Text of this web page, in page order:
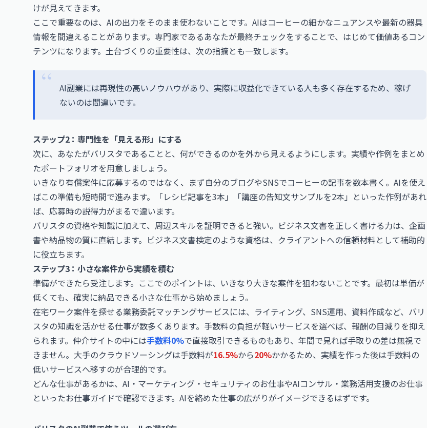
けが見えてきます。
ここで重要なのは、AIの出力をそのまま使わないことです。AIはコーヒーの細かなニュアンスや最新の器具
情報を間違えることがあります。専門家であるあなたが最終チェックをすることで、はじめて価値あるコン
テンツになります。土台づくりの重要性は、次の指摘とも一致します。
AI副業には再現性の高いノウハウがあり、実際に収益化できている人も多く存在するため、稼げ
ないのは間違いです。
ステップ2：専門性を「見える形」にする
次に、あなたがバリスタであることと、何ができるのかを外から見えるようにします。実績や作例をまとめ
たポートフォリオを用意しましょう。
いきなり有償案件に応募するのではなく、まず自分のブログやSNSでコーヒーの記事を数本書く。AIを使え
ばこの準備も短時間で進みます。「レシピ記事を3本」「講座の告知文サンプルを2本」といった作例があれ
ば、応募時の説得力がまるで違います。
バリスタの資格や知識に加えて、周辺スキルを証明できると強い。ビジネス文書を正しく書ける力は、企画
書や納品物の質に直結します。 ビジネス文書検定のような資格は、クライアントへの信頼材料として補助的
に役立ちます。
ステップ3：小さな案件から実績を積む
準備ができたら受注します。ここでのポイントは、いきなり大きな案件を狙わないことです。最初は単価が
低くても、確実に納品できる小さな仕事から始めましょう。
在宅ワーク案件を探せる業務委託マッチングサービスには、ライティング、SNS運用、資料作成など、バリ
スタの知識を活かせる仕事が数多くあります。手数料の負担が軽いサービスを選べば、報酬の目減りを抑え
られます。仲介サイトの中には手数料0%で直接取引できるものもあり、年間で見れば手取りの差は無視で
きません。大手のクラウドソーシングは手数料が16.5%から20%かかるため、実績を作った後は手数料の
低いサービスへ移すのが合理的です。
どんな仕事があるかは、 AI・マーケティング・セキュリティのお仕事やAIコンサル・業務活用支援のお仕事
といったお仕事ガイドで確認できます。AIを絡めた仕事の広がりがイメージできるはずです。